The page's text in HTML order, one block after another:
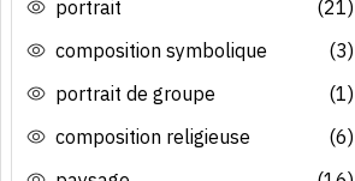
portrait
(21)
composition symbolique
(3)
portrait de groupe
(1)
composition religieuse
(6)